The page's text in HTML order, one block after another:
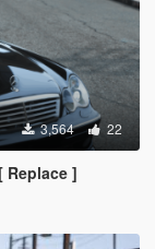
3,564 22
Replace ]